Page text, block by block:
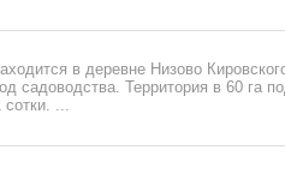
в деревне Низово
садоводства. Территория в 60 га
сотки. ...